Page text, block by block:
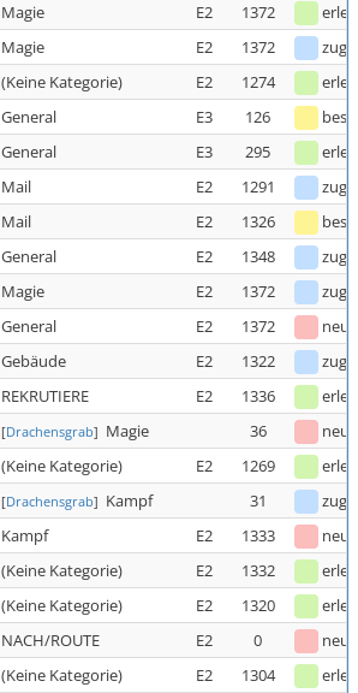
Magie E2 1372
Magie E2 1372
(Keine Kategorie) E2 1274
General E3 126
General E3 295
Mail E2 1291
Mail E2 1326
General E2 1348
Magie E2 1372
General E2 1372
neu
Gebäude E2 1322
REKRUTIERE E2 1336
[Drachensgrab] Magie 36
neu
(Keine Kategorie) E2 1269
[Drachensgrab] Kampf 31
Kampf E2 1333
neu
(Keine Kategorie) E2 1332
(Keine Kategorie) E2 1320
NACH/ROUTE E2 0
neu
(Keine Kategorie) E2 1304